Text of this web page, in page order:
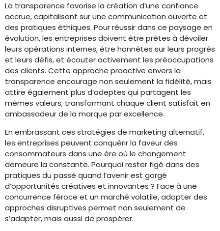
La transparence favorise la création d’une confiance
accrue, capitalisant sur une communication ouverte et
des pratiques éthiques. Pour réussir dans ce paysage en
évolution, les entreprises doivent être prêtes à dévoiler
leurs opérations internes, être honnêtes sur leurs progrès
et leurs défis, et écouter activement les préoccupations
des clients. Cette approche proactive envers la
transparence encourage non seulement la fidélité, mais
attire également plus d’adeptes qui partagent les
mêmes valeurs, transformant chaque client satisfait en
ambassadeur de la marque par excellence.
En embrassant ces stratégies de marketing alternatif,
les entreprises peuvent conquérir la faveur des
consommateurs dans une ère où le changement
demeure la constante. Pourquoi rester figé dans des
pratiques du passé quand l’avenir est gorgé
d’opportunités créatives et innovantes ? Face à une
concurrence féroce et un marché volatile, adopter des
approches disruptives permet non seulement de
s’adapter, mais aussi de prospérer.